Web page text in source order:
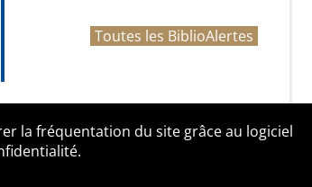
Toutes les BiblioAlertes
la fréquentation du site grâce au logiciel